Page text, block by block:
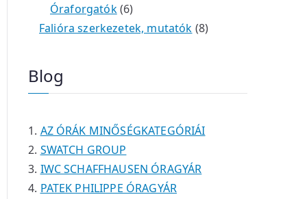
é
k
é
é
e
r
e
r
e
t
k
Óraforgatók 66
t
k
Falióra szerkezetek, mutatók 88
é
Blog
AZ ÓRÁK MINŐSÉGKATEGÓRIÁI
SWATCH GROUP
IWC SCHAFFHAUSEN ÓRAGYÁR
PATEK PHILIPPE ÓRAGYÁR